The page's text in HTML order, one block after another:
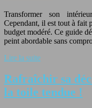
Transformer son
Cependant, il est tout à fait
budget modéré. Ce guide
peint abordable sans
Lire la suite
Rafraîchir sa
la toile tendue !